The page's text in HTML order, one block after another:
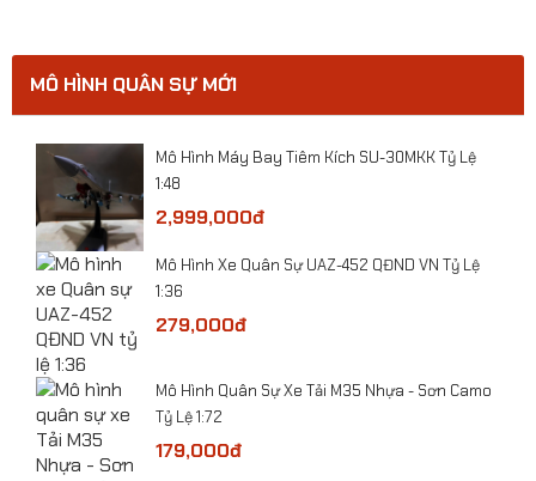
Mô hình tĩnh Máy bay (Nga) - Siêu tiêm kích T50
MÔ HÌNH QUÂN SỰ MỚI
Mô Hình Máy Bay Tiêm Kích SU-30MKK Tỷ Lệ
1:48
2,999,000đ
Mô Hình Xe Quân Sự UAZ-452 QĐND VN Tỷ Lệ
1:36
279,000đ
​Mô Hình Quân Sự Xe Tải M35 Nhựa - Sơn Camo
Tỷ Lệ 1:72
179,000đ